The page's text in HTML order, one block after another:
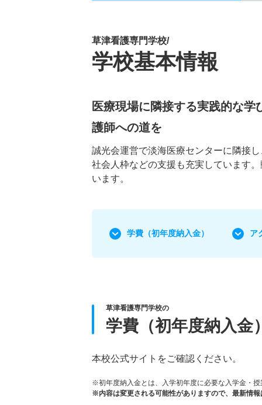
草津看護専門学校/
学校基本情報
医療現場に隣接する実践的な
護師への道を
誠光会運営で淡海医療センターに隣接
社会人枠などの支援も充実しています
います。
学費 （初年度納入金） ア
草津看護専門学校の
学費（初年度納入金）
本校公式サイトをご確認ください。
※初年度納入金とは、入学初年度に必要な入学金・
※内容は変更される可能性がありますので、最新情報